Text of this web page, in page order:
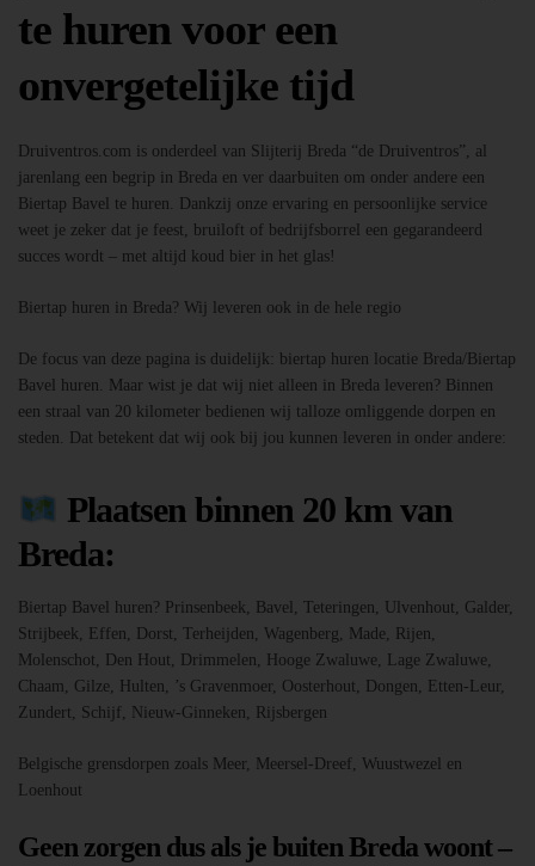
te huren voor een
onvergetelijke tijd
Druiventros.com is onderdeel van Slijterij Breda “de Druiventros”, al
jarenlang een begrip in Breda en ver daarbuiten om onder andere een
Biertap Bavel te huren. Dankzij onze ervaring en persoonlijke service
weet je zeker dat je feest, bruiloft of bedrijfsborrel een gegarandeerd
succes wordt – met altijd koud bier in het glas!
Biertap huren in Breda? Wij leveren ook in de hele regio
De focus van deze pagina is duidelijk: biertap huren locatie Breda/Biertap
Bavel huren. Maar wist je dat wij niet alleen in Breda leveren? Binnen
een straal van 20 kilometer bedienen wij talloze omliggende dorpen en
steden. Dat betekent dat wij ook bij jou kunnen leveren in onder andere:
Plaatsen binnen 20 km van
Breda:
Biertap Bavel huren? Prinsenbeek, Bavel, Teteringen, Ulvenhout, Galder,
Strijbeek, Effen, Dorst, Terheijden, Wagenberg, Made, Rijen,
Molenschot, Den Hout, Drimmelen, Hooge Zwaluwe, Lage Zwaluwe,
Chaam, Gilze, Hulten, ’s Gravenmoer, Oosterhout, Dongen, Etten-Leur,
Zundert, Schijf, Nieuw-Ginneken, Rijsbergen
Belgische grensdorpen zoals Meer, Meersel-Dreef, Wuustwezel en
Loenhout
Geen zorgen dus als je buiten Breda woont –